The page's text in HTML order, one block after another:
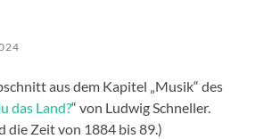
aus dem Kapitel „Musik“ des
das Land?“ von Ludwig Schneller.
die Zeit von 1884 bis 89.)